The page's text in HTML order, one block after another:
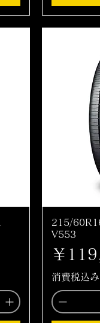
215/
V553
価格
￥
消費税込み